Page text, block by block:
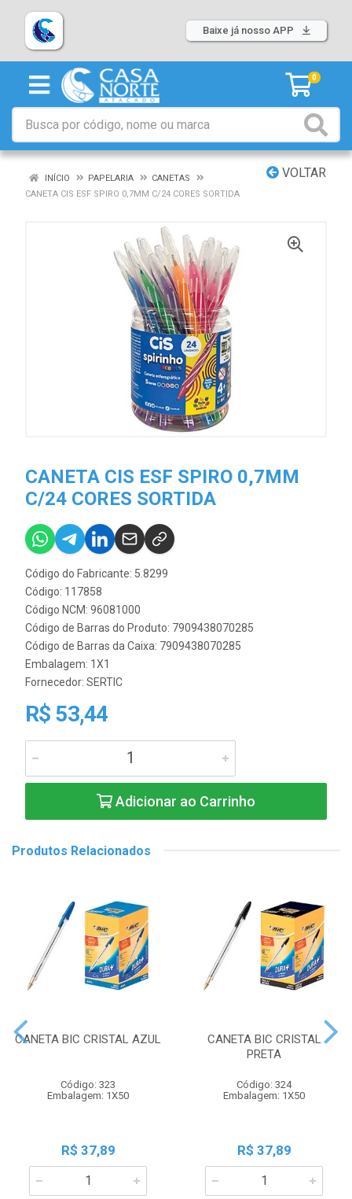
Baixe já nosso APP
0
VOLTAR
INÍCIO PAPELARIA
CANETAS
CANETA CIS ESF SPIRO 0,7MM C/24 CORES SORTIDA
CANETA CIS ESF SPIRO 0,7MM
C/24 CORES SORTIDA
Código do Fabricante: 5.8299
Código: 117858
Código NCM: 96081000
Código de Barras do Produto: 7909438070285
Código de Barras da Caixa: 7909438070285
Embalagem: 1X1
Fornecedor: SERTIC
R$ 53,44
Adicionar ao Carrinho
Produtos Relacionados
CANETA BIC CRISTAL AZUL
Código: 323
Embalagem: 1X50
R$ 37,89
CANETA BIC CRISTAL
PRETA
Código: 324
Embalagem: 1X50
R$ 37,89